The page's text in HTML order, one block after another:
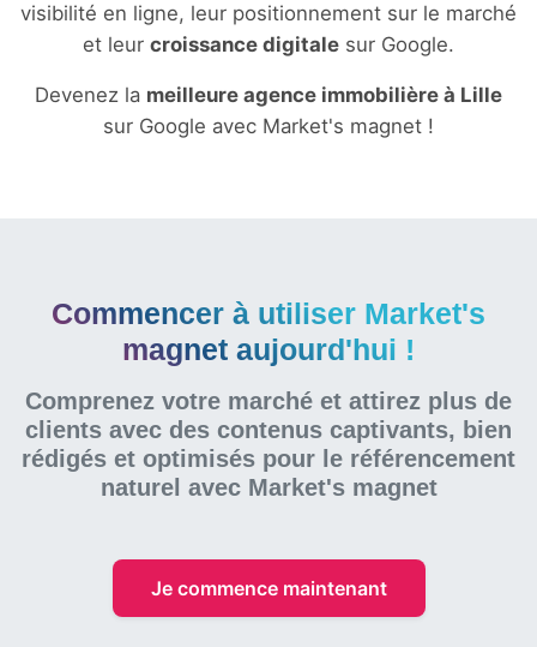
visibilité en ligne, leur positionnement sur le marché
et leur croissance digitale sur Google.
Devenez la meilleure agence immobilière à Lille
sur Google avec Market's magnet !
Commencer à utiliser Market's
magnet aujourd'hui !
Comprenez votre marché et attirez plus de
clients avec des contenus captivants, bien
rédigés et optimisés pour le référencement
naturel avec Market's magnet
Je commence maintenant